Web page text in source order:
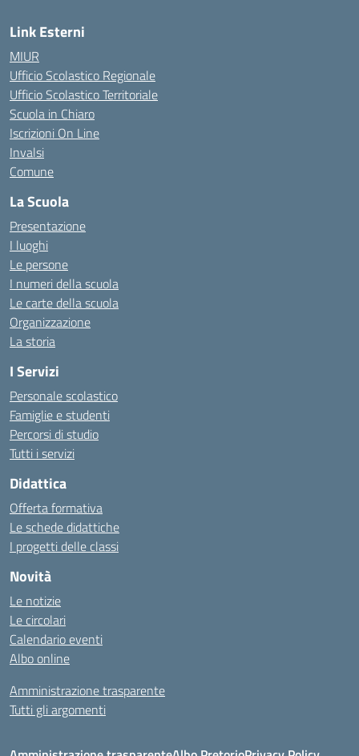
Link Esterni
MIUR
Ufficio Scolastico Regionale
Ufficio Scolastico Territoriale
Scuola in Chiaro
Iscrizioni On Line
Invalsi
Comune
La Scuola
Presentazione
I luoghi
Le persone
I numeri della scuola
Le carte della scuola
Organizzazione
La storia
I Servizi
Personale scolastico
Famiglie e studenti
Percorsi di studio
Tutti i servizi
Didattica
Offerta formativa
Le schede didattiche
I progetti delle classi
Novità
Le notizie
Le circolari
Calendario eventi
Albo online
Amministrazione trasparente
Tutti gli argomenti